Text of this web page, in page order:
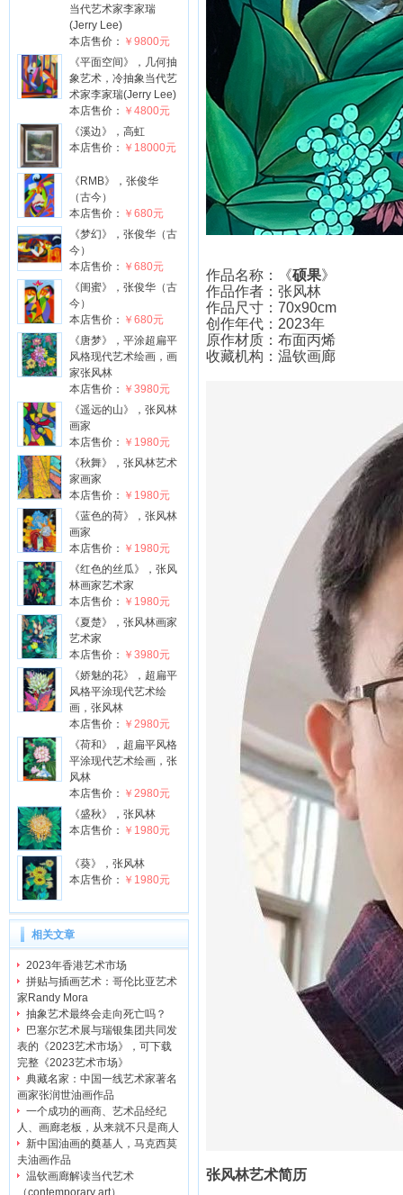
当代艺术家李家瑞
(Jerry Lee)
本店售价： ￥9800元
《平面空间》，几何抽
象艺术，冷抽象当代艺
术家李家瑞(Jerry Lee)
本店售价： ￥4800元
《溪边》，高虹
本店售价： ￥18000元
《RMB》，张俊华
（古今）
本店售价： ￥680元
《梦幻》，张俊华（古
今）
本店售价： ￥680元
《闺蜜》，张俊华（古
今）
本店售价： ￥680元
《唐梦》，平涂超扁平
风格现代艺术绘画，画
家张风林
本店售价： ￥3980元
《遥远的山》，张风林
画家
本店售价： ￥1980元
《秋舞》，张风林艺术
家画家
本店售价： ￥1980元
《蓝色的荷》，张风林
画家
本店售价： ￥1980元
《红色的丝瓜》，张风
林画家艺术家
本店售价： ￥1980元
《夏楚》，张风林画家
艺术家
本店售价： ￥3980元
《娇魅的花》，超扁平
风格平涂现代艺术绘
画，张风林
本店售价： ￥2980元
《荷和》，超扁平风格
平涂现代艺术绘画，张
风林
本店售价： ￥2980元
《盛秋》，张风林
本店售价： ￥1980元
《葵》，张风林
本店售价： ￥1980元
相关文章
2023年香港艺术市场
拼贴与插画艺术：哥伦比亚艺术
家Randy Mora
抽象艺术最终会走向死亡吗？
巴塞尔艺术展与瑞银集团共同发
表的《2023艺术市场》，可下载
完整《2023艺术市场》
典藏名家：中国一线艺术家著名
画家张润世油画作品
一个成功的画商、艺术品经纪
人、画廊老板，从来就不只是商人
新中国油画的奠基人，马克西莫
夫油画作品
温钦画廊解读当代艺术
（contemporary art）
作品名称：《硕果》
作品作者：张风林
作品尺寸：70x90cm
创作年代：2023年
原作材质：布面丙烯
收藏机构：温钦画廊
张风林艺术简历